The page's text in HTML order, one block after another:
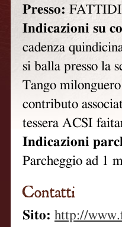
Presso:
Indicazioni su
cadenza
si balla presso la
Tango milonguero
contributo
tessera ACSI
Indicazioni
Parcheggio ad 1
Sito: http://